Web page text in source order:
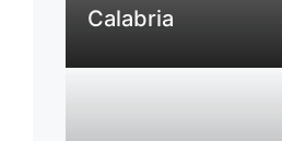
Calabria